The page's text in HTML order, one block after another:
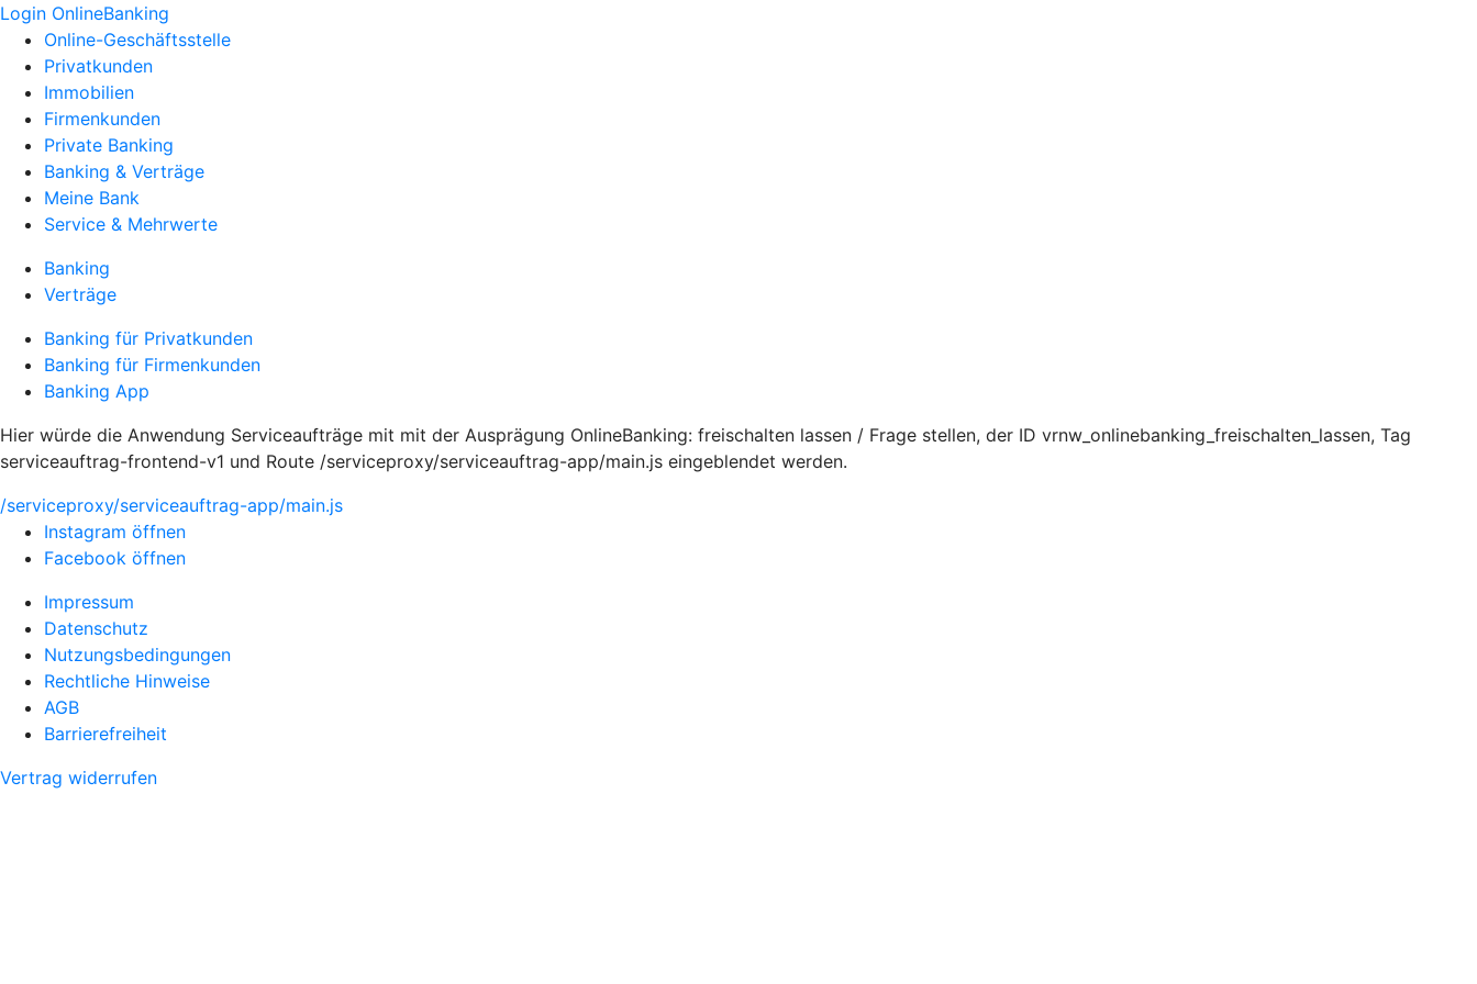
Login OnlineBanking
Online-Geschäftsstelle
Privatkunden
Immobilien
Firmenkunden
Private Banking
Banking & Verträge
Meine Bank
Service & Mehrwerte
Banking
Verträge
Banking für Privatkunden
Banking für Firmenkunden
Banking App
Hier würde die Anwendung Serviceaufträge mit mit der Ausprägung OnlineBanking: freischalten lassen / Frage stellen, der ID vrnw_onlinebanking_freischalten_lassen, Tag
serviceauftrag-frontend-v1 und Route /serviceproxy/serviceauftrag-app/main.js eingeblendet werden.
/serviceproxy/serviceauftrag-app/main.js
Instagram öffnen
Facebook öffnen
Impressum
Datenschutz
Nutzungsbedingungen
Rechtliche Hinweise
AGB
Barrierefreiheit
Vertrag widerrufen